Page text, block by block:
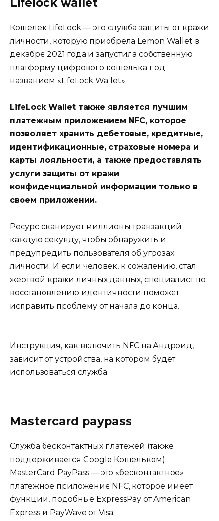
Lifelock wallet
Кошелек LifeLock — это служба защиты от кражи
личности, которую приобрела Lemon Wallet в
декабре 2021 года и запустила собственную
платформу цифрового кошелька под
названием «LifeLock Wallet».
LifeLock Wallet также является лучшим
платежным приложением NFC, которое
позволяет хранить дебетовые, кредитные,
идентификационные, страховые номера и
карты лояльности, а также предоставлять
услуги защиты от кражи
конфиденциальной информации только в
своем приложении.
Ресурс сканирует миллионы транзакций
каждую секунду, чтобы обнаружить и
предупредить пользователя об угрозах
личности. И если человек, к сожалению, стал
жертвой кражи личных данных, специалист по
восстановлению идентичности поможет
исправить проблему от начала до конца.
Инструкция, как включить NFC на Андроид,
зависит от устройства, на котором будет
использоваться служба
Mastercard paypass
Служба бесконтактных платежей (также
поддерживается Google Кошельком).
MasterCard PayPass — это «бесконтактное»
платежное приложение NFC, которое имеет
функции, подобные ExpressPay от American
Express и PayWave от Visa.